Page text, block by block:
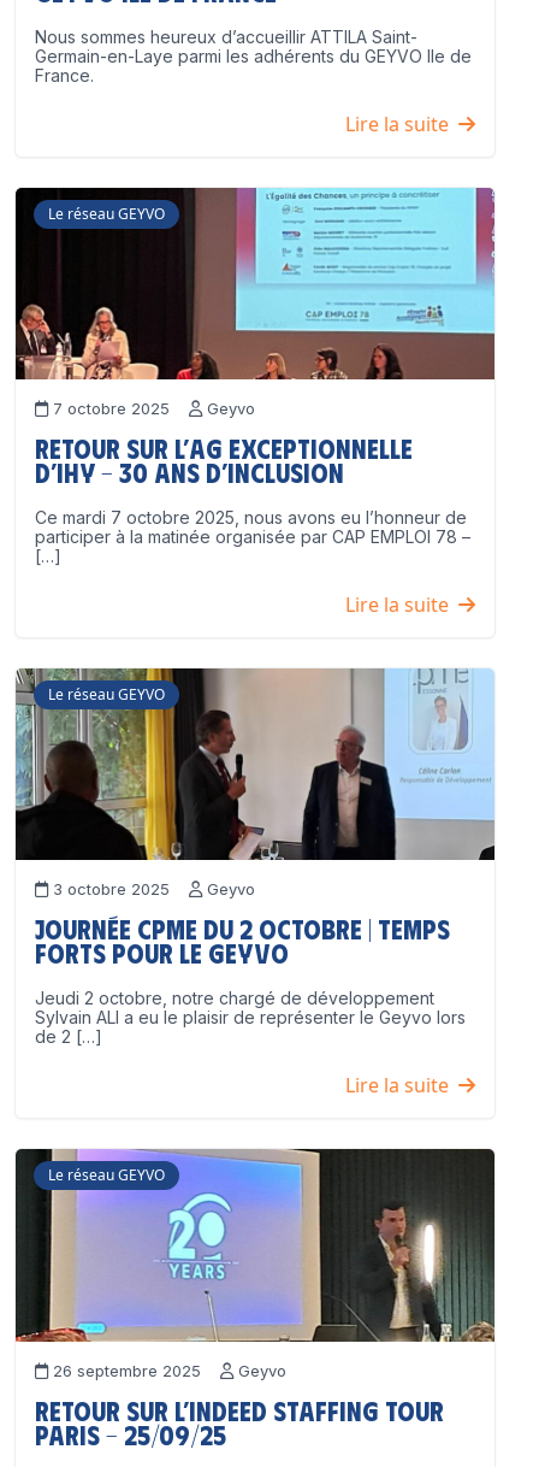
Nous sommes heureux d’accueillir ATTILA Saint-
Germain-en-Laye parmi les adhérents du GEYVO Ile de
France.
Lire la suite
Le réseau GEYVO
7 octobre 2025 Geyvo
Retour sur l’AG exceptionnelle
d’IHY – 30 ans d’inclusion
Ce mardi 7 octobre 2025, nous avons eu l’honneur de
participer à la matinée organisée par CAP EMPLOI 78 –
[…]
Lire la suite
Le réseau GEYVO
3 octobre 2025 Geyvo
Journée CPME du 2 octobre | Temps
forts pour le GEYVO
Jeudi 2 octobre, notre chargé de développement
Sylvain ALI a eu le plaisir de représenter le Geyvo lors
de 2 […]
Lire la suite
Le réseau GEYVO
26 septembre 2025 Geyvo
Retour sur l’Indeed Staffing Tour
Paris – 25/09/25